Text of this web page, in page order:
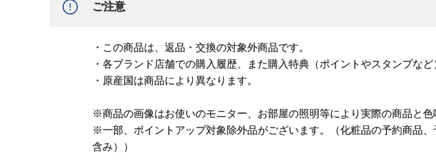
ご注意
・この商品は、返品・交換の対象外商品です。
・各ブランド店舗での購入履歴、また購入特典（ポイントやスタンプなど
・原産国は商品により異なります。
※商品の画像はお使いのモニター、お部屋の照明等により実際の商品と色
※一部、ポイントアップ対象除外品がございます。（化粧品の予約商品
含み））